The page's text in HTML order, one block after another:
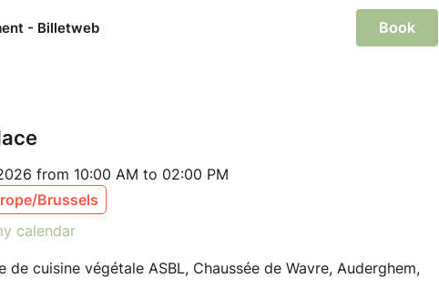
from 10:00 AM to 02:00 PM
Brussels
calendar
de cuisine végétale ASBL, Chaussée de Wavre, Auderghem,